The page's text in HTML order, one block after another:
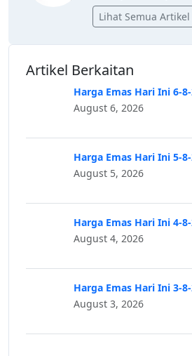
Lihat Semua Artikel
Artikel Berkaitan
Harga Emas Hari Ini 6-
August 6, 2026
Harga Emas Hari Ini 5-
August 5, 2026
Harga Emas Hari Ini 4-
August 4, 2026
Harga Emas Hari Ini 3-
August 3, 2026